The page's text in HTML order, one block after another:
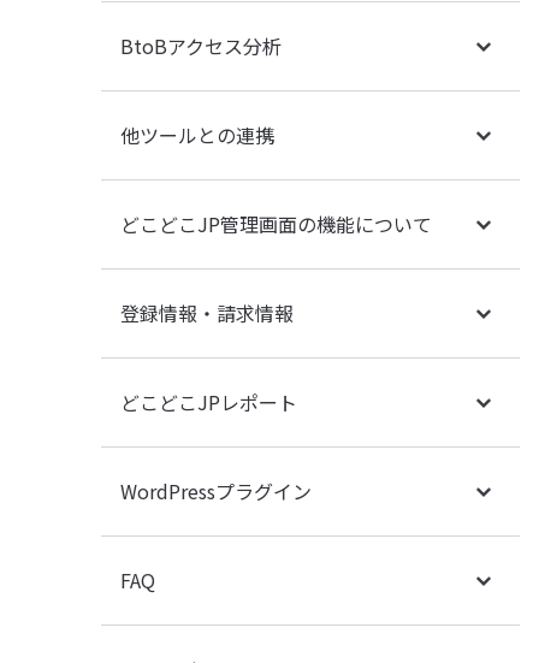
BtoBアクセス分析
他ツールとの連携
どこどこJP管理画面の機能について
登録情報・請求情報
どこどこJPレポート
WordPressプラグイン
FAQ